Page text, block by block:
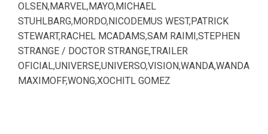
OLSEN,MARVEL,MAYO,MICHAEL
STUHLBARG,MORDO,NICODEMUS WEST,PATRICK
STEWART,RACHEL MCADAMS,SAM RAIMI,STEPHEN
STRANGE / DOCTOR STRANGE,TRAILER
OFICIAL,UNIVERSE,UNIVERSO,VISION,WANDA,WANDA
MAXIMOFF,WONG,XOCHITL GOMEZ